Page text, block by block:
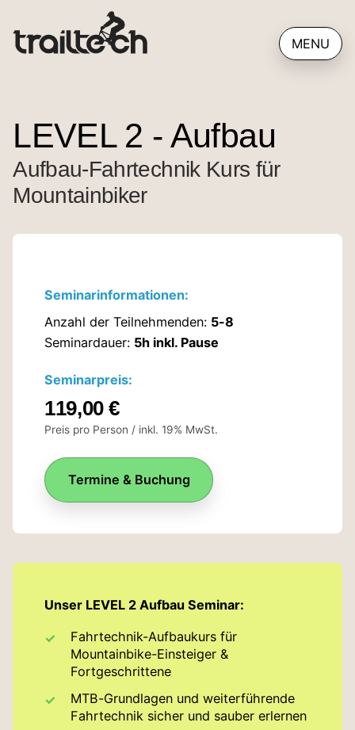
MENU
LEVEL 2 - Aufbau
Aufbau-Fahrtechnik Kurs für
Mountainbiker
Seminarinformationen:
Anzahl der Teilnehmenden: 5-8
Seminardauer: 5h inkl. Pause
Seminarpreis:
119,00 €
Preis pro Person / inkl. 19% MwSt.
Termine & Buchung
Unser LEVEL 2 Aufbau Seminar:
Fahrtechnik-Aufbaukurs für
Mountainbike-Einsteiger &
Fortgeschrittene
MTB-Grundlagen und weiterführende
Fahrtechnik sicher und sauber erlernen
Seminare
Ladies only
Kids Kurse
Alle Termine
Kontakt
AGB
Datenschutzerklärung